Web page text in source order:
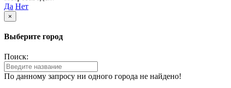
Да Нет
×
Выберите город
Поиск:
По данному запросу ни одного города не найдено!